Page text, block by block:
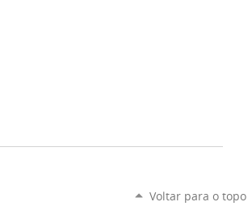
Voltar para o topo